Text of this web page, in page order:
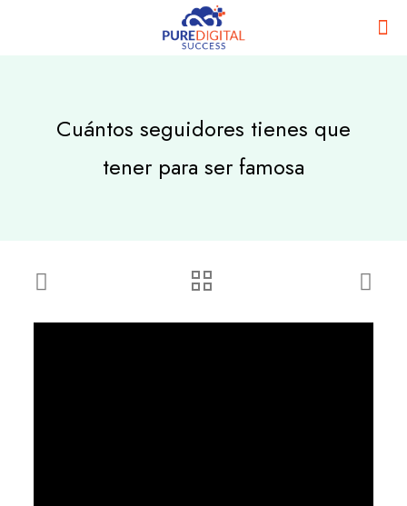
Cuántos seguidores tienes que
tener para ser famosa